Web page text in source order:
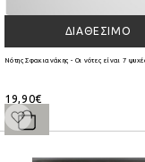
ΔΙΑΘΈΣΙΜΟ
Νότης Σφακιανάκης - Οι νότες είναι 7
19,90€